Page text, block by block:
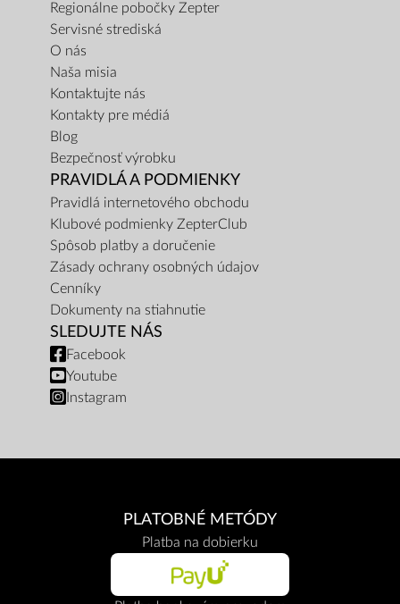
Regionálne pobočky Zepter
Servisné strediská
O nás
Naša misia
Kontaktujte nás
Kontakty pre médiá
Blog
Bezpečnosť výrobku
PRAVIDLÁ A PODMIENKY
Pravidlá internetového obchodu
Klubové podmienky ZepterClub
Spôsob platby a doručenie
Zásady ochrany osobných údajov
Cenníky
Dokumenty na stiahnutie
SLEDUJTE NÁS
Facebook
Youtube
Instagram
PLATOBNÉ METÓDY
Platba na dobierku